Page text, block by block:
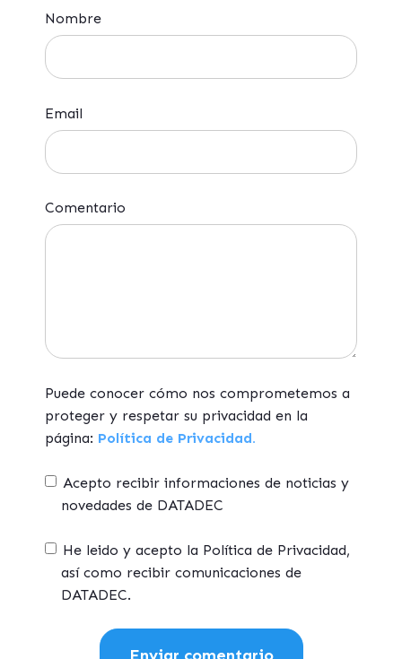
Nombre
Email
Comentario
Puede conocer cómo nos comprometemos a
proteger y respetar su privacidad en la
página: Política de Privacidad.
Acepto recibir informaciones de noticias y
novedades de DATADEC
He leido y acepto la Política de Privacidad,
así como recibir comunicaciones de
DATADEC.